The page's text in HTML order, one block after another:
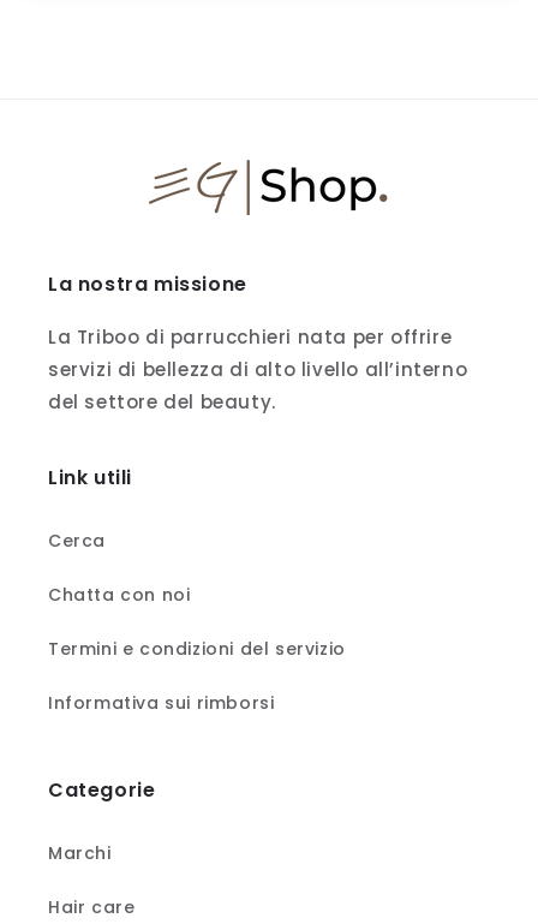
La nostra missione
La Triboo di parrucchieri nata per offrire
servizi di bellezza di alto livello all’interno
del settore del beauty.
Link utili
Cerca
Chatta con noi
Termini e condizioni del servizio
Informativa sui rimborsi
Categorie
Marchi
Hair care